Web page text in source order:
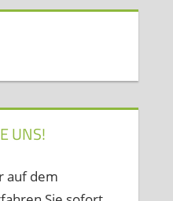
UNS!
auf dem